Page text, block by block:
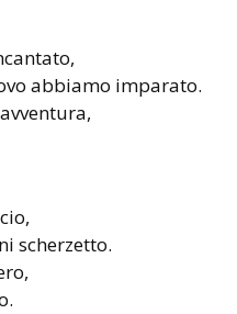
abbiamo imparato.
scherzetto.